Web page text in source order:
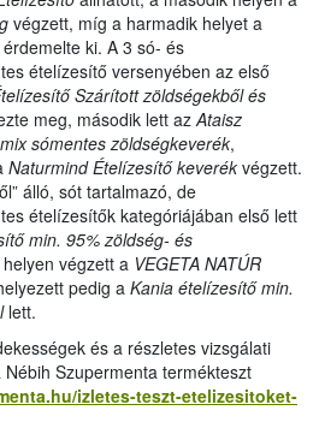
végzett, míg a harmadik helyet a
érdemelte ki. A 3 só- és
ételízesítő versenyében az első
Szárított zöldségekből és
meg, második lett azAtaisz
sómentes zöldségkeverék,
Naturmind Ételízesítő keverék végzett.
álló, sót tartalmazó, de
ételízesítők kategóriájában első lett
min. 95% zöldség- és
végzett a VEGETA NATÚR
pedig a Kania ételízesítő min.
lett.
és a részletes vizsgálati
Szupermenta termékteszt
izletes-teszt-etelizesitoket-